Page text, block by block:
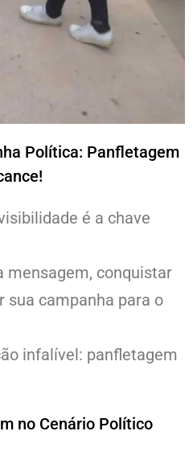
Política: Panfletagem
é a chave
mensagem, conquistar
sua campanha para o
infalível: panfletagem
no Cenário Político